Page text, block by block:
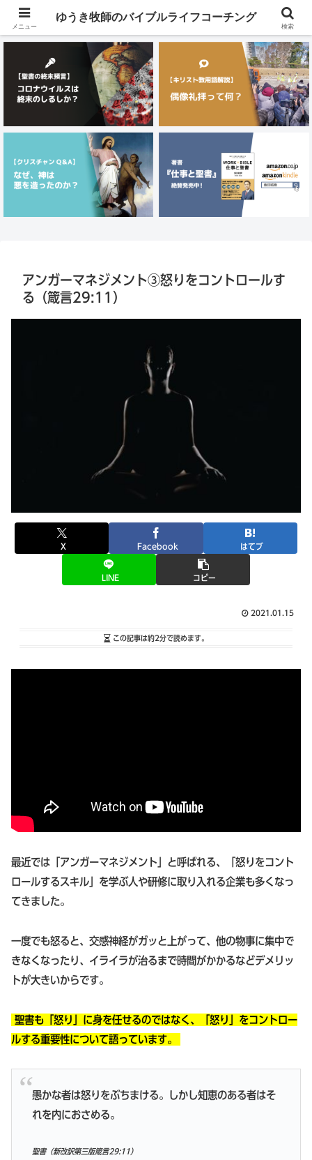
メニュー
アンガーマネジメント③怒りをコントロールす
る（箴言29:11）
X Facebook はてブ
LINE コピー
2021.01.15
この記事は約2分で読めます。
最近では「アンガーマネジメント」と呼ばれる、「怒りをコント
ロールするスキル」を学ぶ人や研修に取り入れる企業も多くなっ
てきました。
一度でも怒ると、交感神経がガッと上がって、他の物事に集中で
きなくなったり、イライラが治るまで時間がかかるなどデメリッ
トが大きいからです。
聖書も「怒り」に身を任せるのではなく、「怒り」をコントロー
ルする重要性について語っています。
愚かな者は怒りをぶちまける。しかし知恵のある者はそ
れを内におさめる。
聖書（新改訳第三版箴言29:11）
メニュー
ゆうき牧師のバイブルライフコーチング
検索